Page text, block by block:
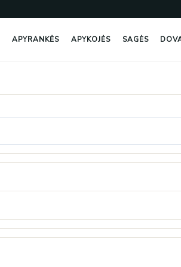
APYRANKĖS APYKOJĖS SAGĖS